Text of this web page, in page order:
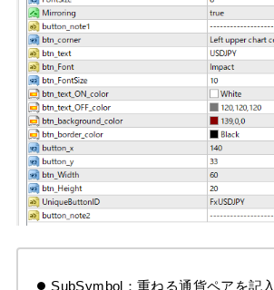
SubSymbol：重ねる通貨ペアを記入